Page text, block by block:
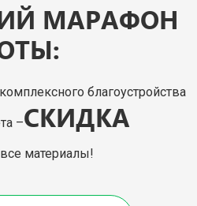
МАРАФОН
благоустройства
–СКИДКА
материалы!